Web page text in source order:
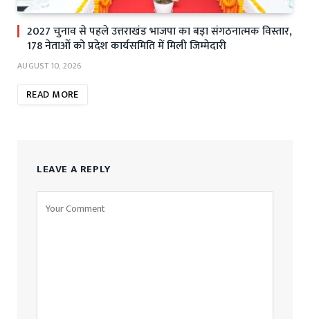
2027 चुनाव से पहले उत्तराखंड भाजपा का बड़ा संगठनात्मक विस्तार,
178 नेताओं को प्रदेश कार्यसमिति में मिली जिम्मेदारी
AUGUST 10, 2026
READ MORE
LEAVE A REPLY